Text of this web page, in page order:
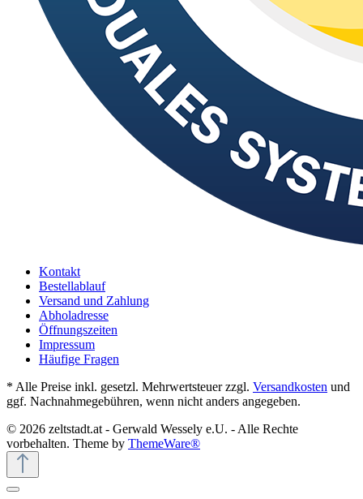
Kontakt
Bestellablauf
Versand und Zahlung
Abholadresse
Öffnungszeiten
Impressum
Häufige Fragen
* Alle Preise inkl. gesetzl. Mehrwertsteuer zzgl. Versandkosten und
ggf. Nachnahmegebühren, wenn nicht anders angegeben.
© 2026 zeltstadt.at - Gerwald Wessely e.U. - Alle Rechte
vorbehalten. Theme by ThemeWare®